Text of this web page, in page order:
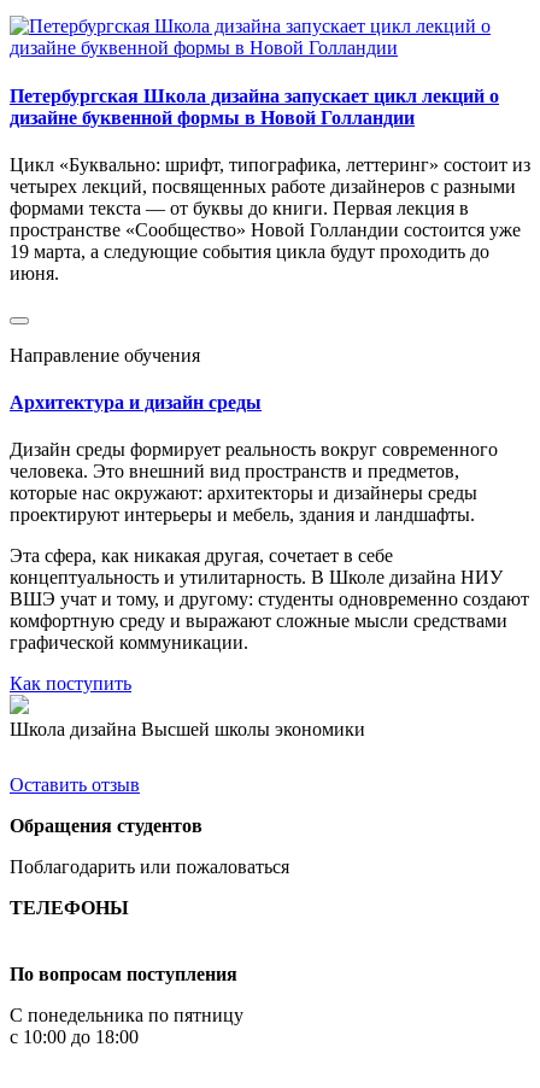
Петербургская Школа дизайна запускает цикл лекций о
дизайне буквенной формы в Новой Голландии
Цикл «Буквально: шрифт, типографика, леттеринг» состоит из
четырех лекций, посвященных работе дизайнеров с разными
формами текста — от буквы до книги. Первая лекция в
пространстве «Сообщество» Новой Голландии состоится уже
19 марта, а следующие события цикла будут проходить до
июня.
Направление обучения
Архитектура и дизайн среды
Дизайн среды формирует реальность вокруг современного
человека. Это внешний вид пространств и предметов,
которые нас окружают: архитекторы и дизайнеры среды
проектируют интерьеры и мебель, здания и ландшафты.
Эта сфера, как никакая другая, сочетает в себе
концептуальность и утилитарность. В Школе дизайна НИУ
ВШЭ учат и тому, и другому: студенты одновременно создают
комфортную среду и выражают сложные мысли средствами
графической коммуникации.
Как поступить
Школа дизайна Высшей школы экономики
Оставить отзыв
Обращения студентов
Поблагодарить или пожаловаться
ТЕЛЕФОНЫ
По вопросам поступления
С понедельника по пятницу
с 10:00 до 18:00